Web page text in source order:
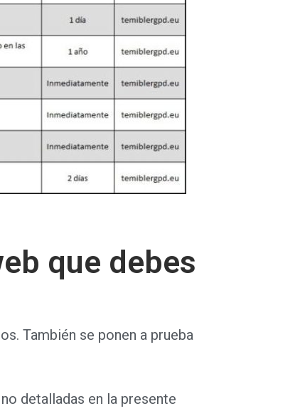
que debes
También se ponen a prueba
detalladas en la presente